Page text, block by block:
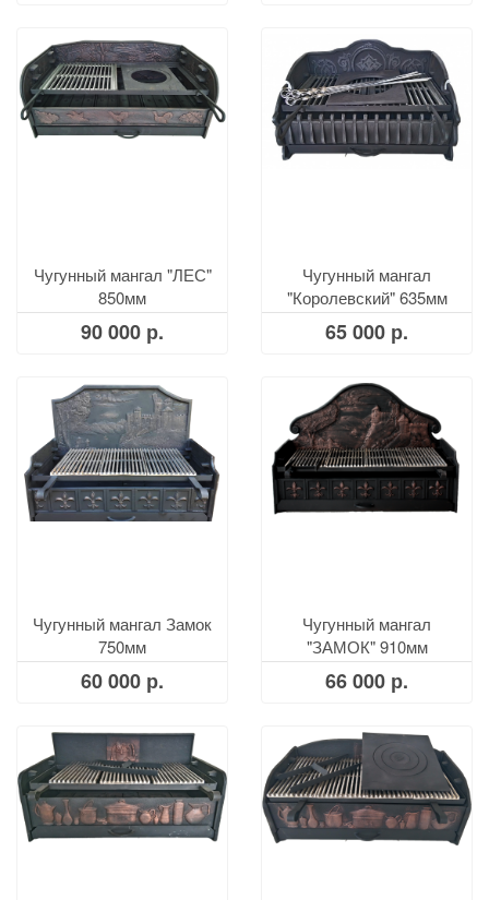
Чугунный мангал "ЛЕС"
850мм
90 000 р.
Чугунный мангал
"Королевский" 635мм
65 000 р.
Чугунный мангал Замок
750мм
60 000 р.
Чугунный мангал
"ЗАМОК" 910мм
66 000 р.